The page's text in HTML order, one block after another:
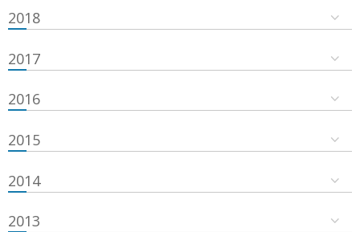
2018
2017
2016
2015
2014
2013